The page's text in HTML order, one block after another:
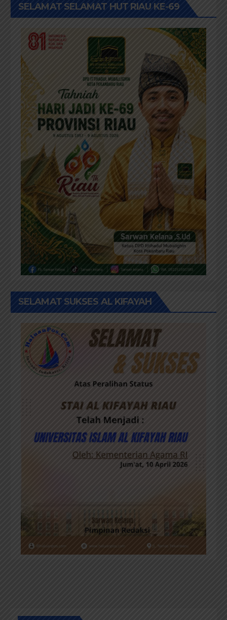
SELAMAT SELAMAT HUT RIAU KE-69
SELAMAT SUKSES AL KIFAYAH